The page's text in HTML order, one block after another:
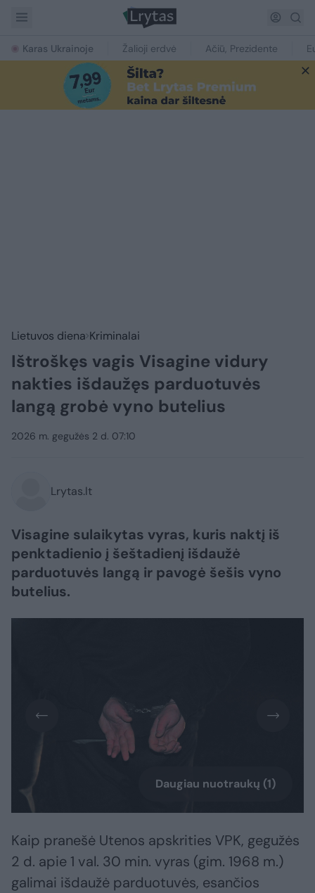
Karas Ukrainoje Žalioji erdvė Ačiū, Prezidente
Lietuvos diena Kriminalai
Ištroškęs vagis Visagine vidury
nakties išdaužęs parduotuvės
langą grobė vyno butelius
2026 m. gegužės 2 d. 07:10
Lrytas.lt
Visagine sulaikytas vyras, kuris naktį iš
penktadienio į šeštadienį išdaužė
parduotuvės langą ir pavogė šešis vyno
butelius.
Daugiau nuotraukų (1)
Kaip pranešė Utenos apskrities VPK, gegužės
2 d. apie 1 val. 30 min. vyras (gim. 1968 m.)
galimai išdaužė parduotuvės, esančios